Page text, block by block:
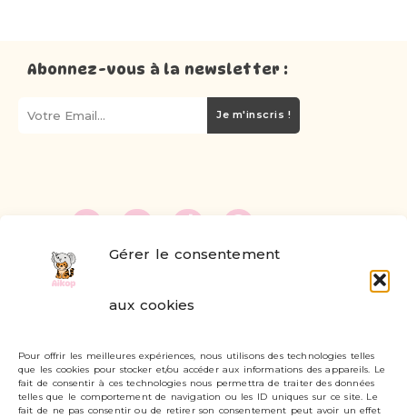
Gérer le consentement
aux cookies
Pour offrir les meilleures expériences, nous utilisons des technologies telles
que les cookies pour stocker et/ou accéder aux informations des appareils. Le
fait de consentir à ces technologies nous permettra de traiter des données
telles que le comportement de navigation ou les ID uniques sur ce site. Le
fait de ne pas consentir ou de retirer son consentement peut avoir un effet
Abonnez-vous à la newsletter :
Je m'inscris !
Livraisons et retours
Mon compte